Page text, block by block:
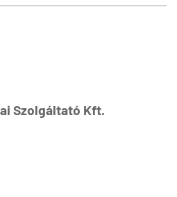
Szolgáltató Kft.